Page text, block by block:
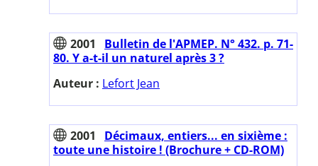
2001
Bulletin de l'APMEP. N° 432. p. 71-
80. Y a-t-il un naturel après 3 ?
Auteur : Lefort Jean
2001
Décimaux, entiers... en sixième :
toute une histoire ! (Brochure + CD-ROM)